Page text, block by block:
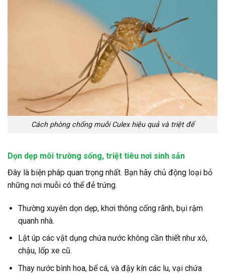
Cách phòng chống muỗi Culex hiệu quả và triệt để
Dọn dẹp môi trường sống, triệt tiêu nơi sinh sản
Đây là biện pháp quan trọng nhất. Bạn hãy chủ động loại bỏ
những nơi muỗi có thể đẻ trứng.
Thường xuyên dọn dẹp, khơi thông cống rãnh, bụi rậm
quanh nhà.
Lật úp các vật dụng chứa nước không cần thiết như xô,
chậu, lốp xe cũ.
Thay nước bình hoa, bể cá, và đậy kín các lu, vại chứa